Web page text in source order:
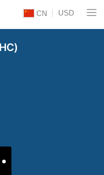
CN USD